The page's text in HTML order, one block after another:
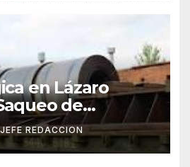
en Lázaro
de
a Cambio
JEFE REDACCION